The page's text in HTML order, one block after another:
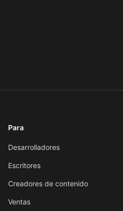
Para
Desarrolladores
Escritores
Creadores de contenido
Ventas